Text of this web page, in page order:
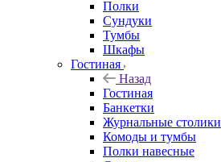
Полки
Сундуки
Тумбы
Шкафы
Гостиная
Назад
Гостиная
Банкетки
Журнальные столики
Комоды и тумбы
Полки навесные